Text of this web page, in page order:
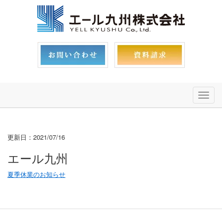
メ
ニ
更新日：2021/07/16
エール九州
夏季休業のお知らせ